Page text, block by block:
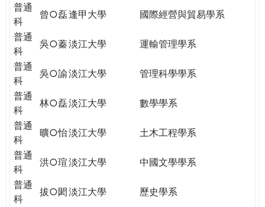
普通
科
曾○磊逢甲大學
國際經營與貿易學系
普通
科
吳○蓁淡江大學
運輸管理學系
普通
科
吳○諭淡江大學
管理科學學系
普通
科
林○磊淡江大學
數學學系
普通
科
曠○怡淡江大學
土木工程學系
普通
科
洪○瑄淡江大學
中國文學學系
普通
科
拔○閎淡江大學
歷史學系